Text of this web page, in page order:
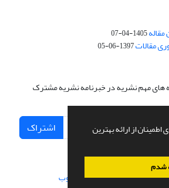
از ارائه بهترین
شدم
1405-04-07
مقالات1397-06-05
های مهم نشریه در خبرنامه نشریه مشترک
اشتراک
طراحی و پیاده سازی از سیناوب